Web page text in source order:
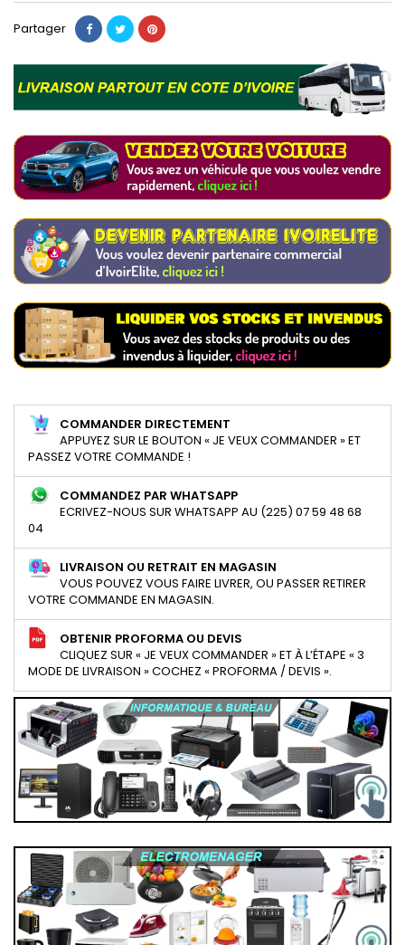
Partager
COMMANDER DIRECTEMENT
APPUYEZ SUR LE BOUTON « JE VEUX COMMANDER » ET
PASSEZ VOTRE COMMANDE !
COMMANDEZ PAR WHATSAPP
ECRIVEZ-NOUS SUR WHATSAPP AU (225) 07 59 48 68
04
LIVRAISON OU RETRAIT EN MAGASIN
VOUS POUVEZ VOUS FAIRE LIVRER, OU PASSER RETIRER
VOTRE COMMANDE EN MAGASIN.
OBTENIR PROFORMA OU DEVIS
CLIQUEZ SUR « JE VEUX COMMANDER » ET À L’ÉTAPE « 3
MODE DE LIVRAISON » COCHEZ « PROFORMA / DEVIS ».